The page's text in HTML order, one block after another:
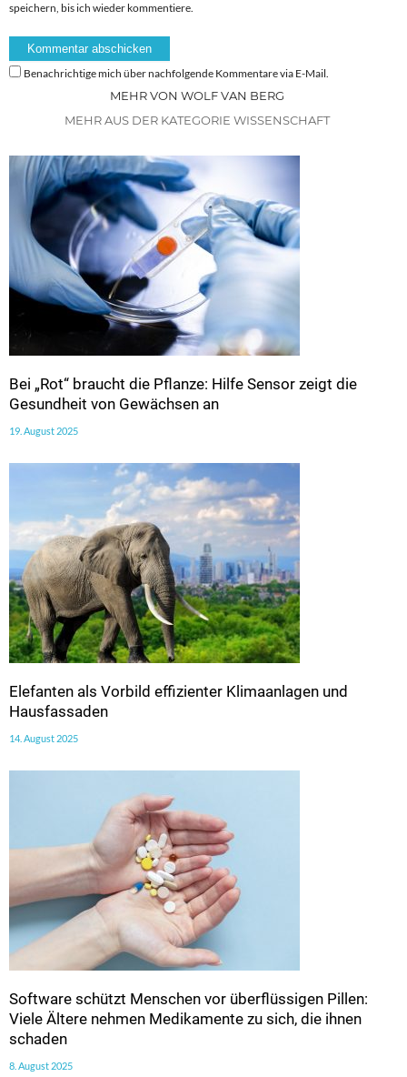
speichern, bis ich wieder kommentiere.
Benachrichtige mich über nachfolgende Kommentare via E-Mail.
MEHR VON WOLF VAN BERG
MEHR AUS DER KATEGORIE WISSENSCHAFT
Bei „Rot“ braucht die Pflanze: Hilfe Sensor zeigt die
Gesundheit von Gewächsen an
19. August 2025
Elefanten als Vorbild effizienter Klimaanlagen und
Hausfassaden
14. August 2025
Software schützt Menschen vor überflüssigen Pillen:
Viele Ältere nehmen Medikamente zu sich, die ihnen
schaden
8. August 2025